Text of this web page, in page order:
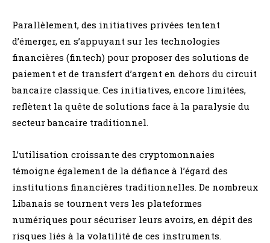
Parallèlement, des initiatives privées tentent
d’émerger, en s’appuyant sur les technologies
financières (fintech) pour proposer des solutions de
paiement et de transfert d’argent en dehors du circuit
bancaire classique. Ces initiatives, encore limitées,
reflètent la quête de solutions face à la paralysie du
secteur bancaire traditionnel.
L’utilisation croissante des cryptomonnaies
témoigne également de la défiance à l’égard des
institutions financières traditionnelles. De nombreux
Libanais se tournent vers les plateformes
numériques pour sécuriser leurs avoirs, en dépit des
risques liés à la volatilité de ces instruments.